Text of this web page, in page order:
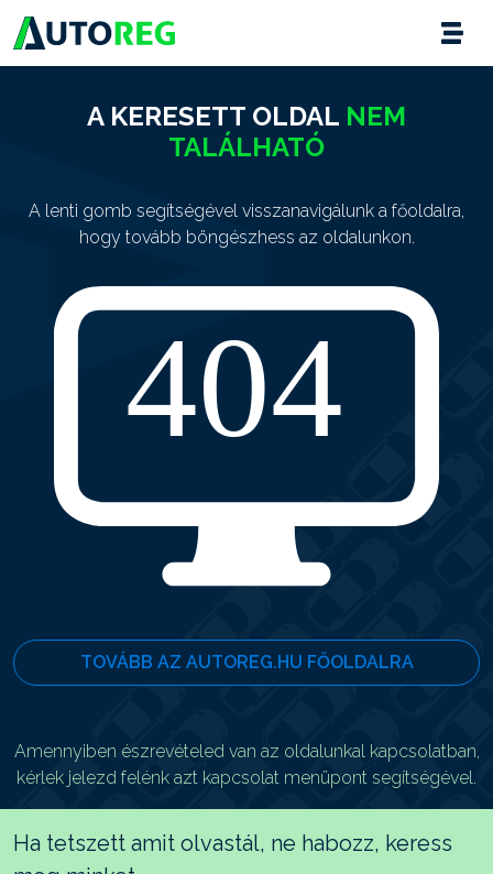
A KERESETT OLDAL NEM
TALÁLHATÓ
A lenti gomb segítségével visszanavigálunk a főoldalra,
hogy tovább böngészhess az oldalunkon.
TOVÁBB AZ AUTOREG.HU FŐOLDALRA
Amennyiben észrevételed van az oldalunkal kapcsolatban,
kérlek jelezd felénk azt kapcsolat menüpont segítségével.
Ha tetszett amit olvastál, ne habozz, keress